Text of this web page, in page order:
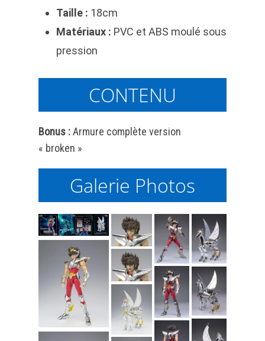
Taille : 18cm
Matériaux : PVC et ABS moulé sous
pression
CONTENU
Bonus :Armure complète version
« broken »
Galerie Photos